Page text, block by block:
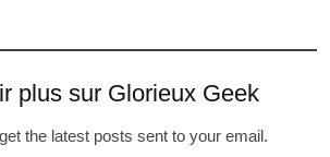
plus sur Glorieux Geek
the latest posts sent to your email.